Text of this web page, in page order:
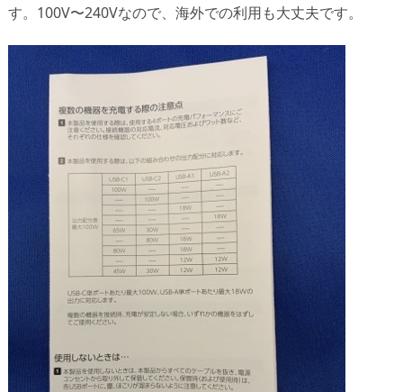
す。100V〜240Vなので、海外での利用も大丈夫です。